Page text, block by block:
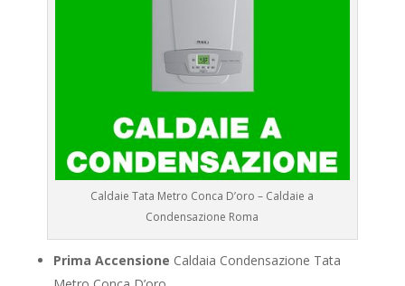
Caldaie Tata Metro Conca D’oro – Caldaie a
Condensazione Roma
Prima Accensione Caldaia Condensazione Tata